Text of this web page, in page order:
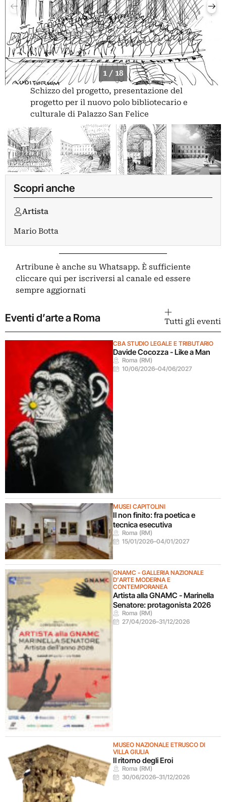
1 / 18
Schizzo del progetto, presentazione del
progetto per il nuovo polo bibliotecario e
culturale di Palazzo San Felice
Scopri anche
Artista
Mario Botta
Artribune è anche su Whatsapp. È sufficiente
cliccare qui per iscriversi al canale ed essere
sempre aggiornati
Eventi d’arte a Roma Tutti gli eventi
CBA STUDIO LEGALE E TRIBUTARIO
Davide Cocozza - Like a Man
Roma (RM)
10/06/2026–04/06/2027
MUSEI CAPITOLINI
Il non finito: fra poetica e
tecnica esecutiva
Roma (RM)
15/01/2026–04/01/2027
GNAMC - GALLERIA NAZIONALE
D'ARTE MODERNA E
CONTEMPORANEA
Artista alla GNAMC - Marinella
Senatore: protagonista 2026
Roma (RM)
27/04/2026–31/12/2026
MUSEO NAZIONALE ETRUSCO DI
VILLA GIULIA
Il ritorno degli Eroi
Roma (RM)
30/06/2026–31/12/2026